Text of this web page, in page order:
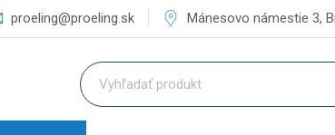
proeling@proeling.sk Mánesovo námestie 3,